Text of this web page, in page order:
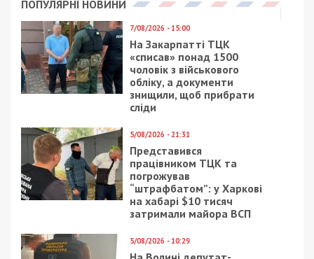
Сумської, Кіровоградської, Львівської та у Києві.
Слідчі дії проходили в офісах юридичних осіб,
зернових терміналах, за місцем проживання
фігурантів, у нотаріусів, які були залучені до
незаконної перереєстрації заставного майна, у
банківській установі та на підприємстві, що
нібито проводило утилізацію сільгосппродукції.
За результатами обшуків вилучено значну
кількість документів, матеріальні носії
інформації, а також відібрано зразки зерна для
експертизи щодо його походження.
Слідчі оголосилигенеральному директору
українського товариства та двом
бенефіціарним власникам компаній-
нерезидентів
про підозру за